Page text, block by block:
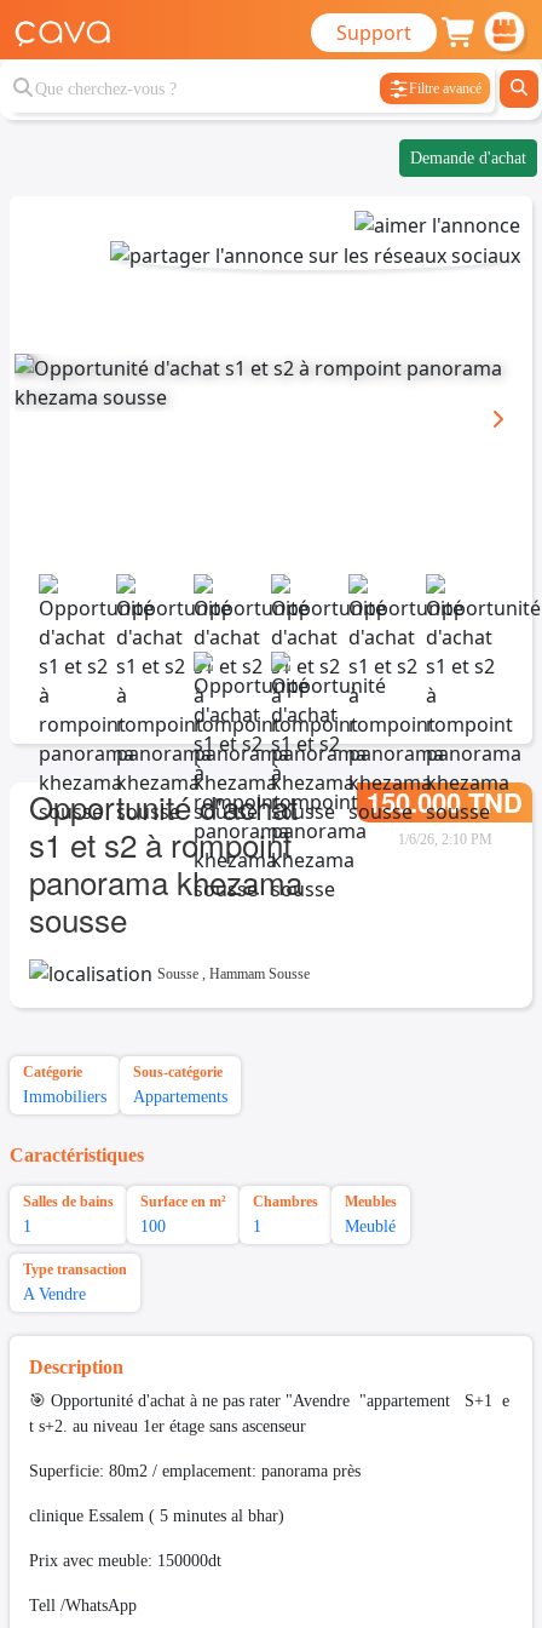
Support
Filtre avancé
Demande d'achat
Opportunité d'achat
s1 et s2 à rompoint
panorama khezama
sousse
150.000 TND
1/6/26, 2:10 PM
Sousse , Hammam Sousse
Catégorie
Immobiliers
Sous-catégorie
Appartements
Caractéristiques
Salles de bains
1
Surface en m²
100
Chambres
1
Meubles
Meublé
Type transaction
A Vendre
Description
🎯 Opportunité d'achat à ne pas rater "Avendre "appartement S+1 e
t s+2. au niveau 1er étage sans ascenseur
Superficie: 80m2 / emplacement: panorama près
clinique Essalem ( 5 minutes al bhar)
Prix avec meuble: 150000dt
Tell /WhatsApp